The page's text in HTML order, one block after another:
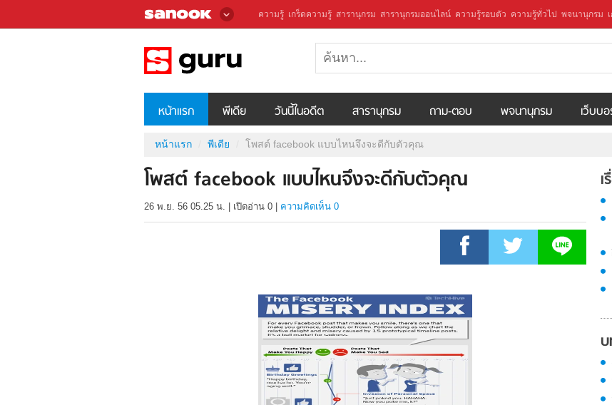
ความรู้ เกร็ดความรู้ สารานุกรม สารานุกรมออนไลน์ ความรู้รอบตัว ความรู้ทั่วไป พจนานุกรม
หน้าแรก พีเดีย วันนี้ในอดีต สารานุกรม ถาม-ตอบ พจนานุกรม เว็บบ
หน้าแรก พีเดีย โพสต์ facebook แบบไหนจึงจะดีกับตัวคุณ
โพสต์ facebook แบบไหนจึงจะดีกับตัวคุณ
26 พ.ย. 56 05.25 น. เปิดอ่าน 0 ความคิดเห็น 0